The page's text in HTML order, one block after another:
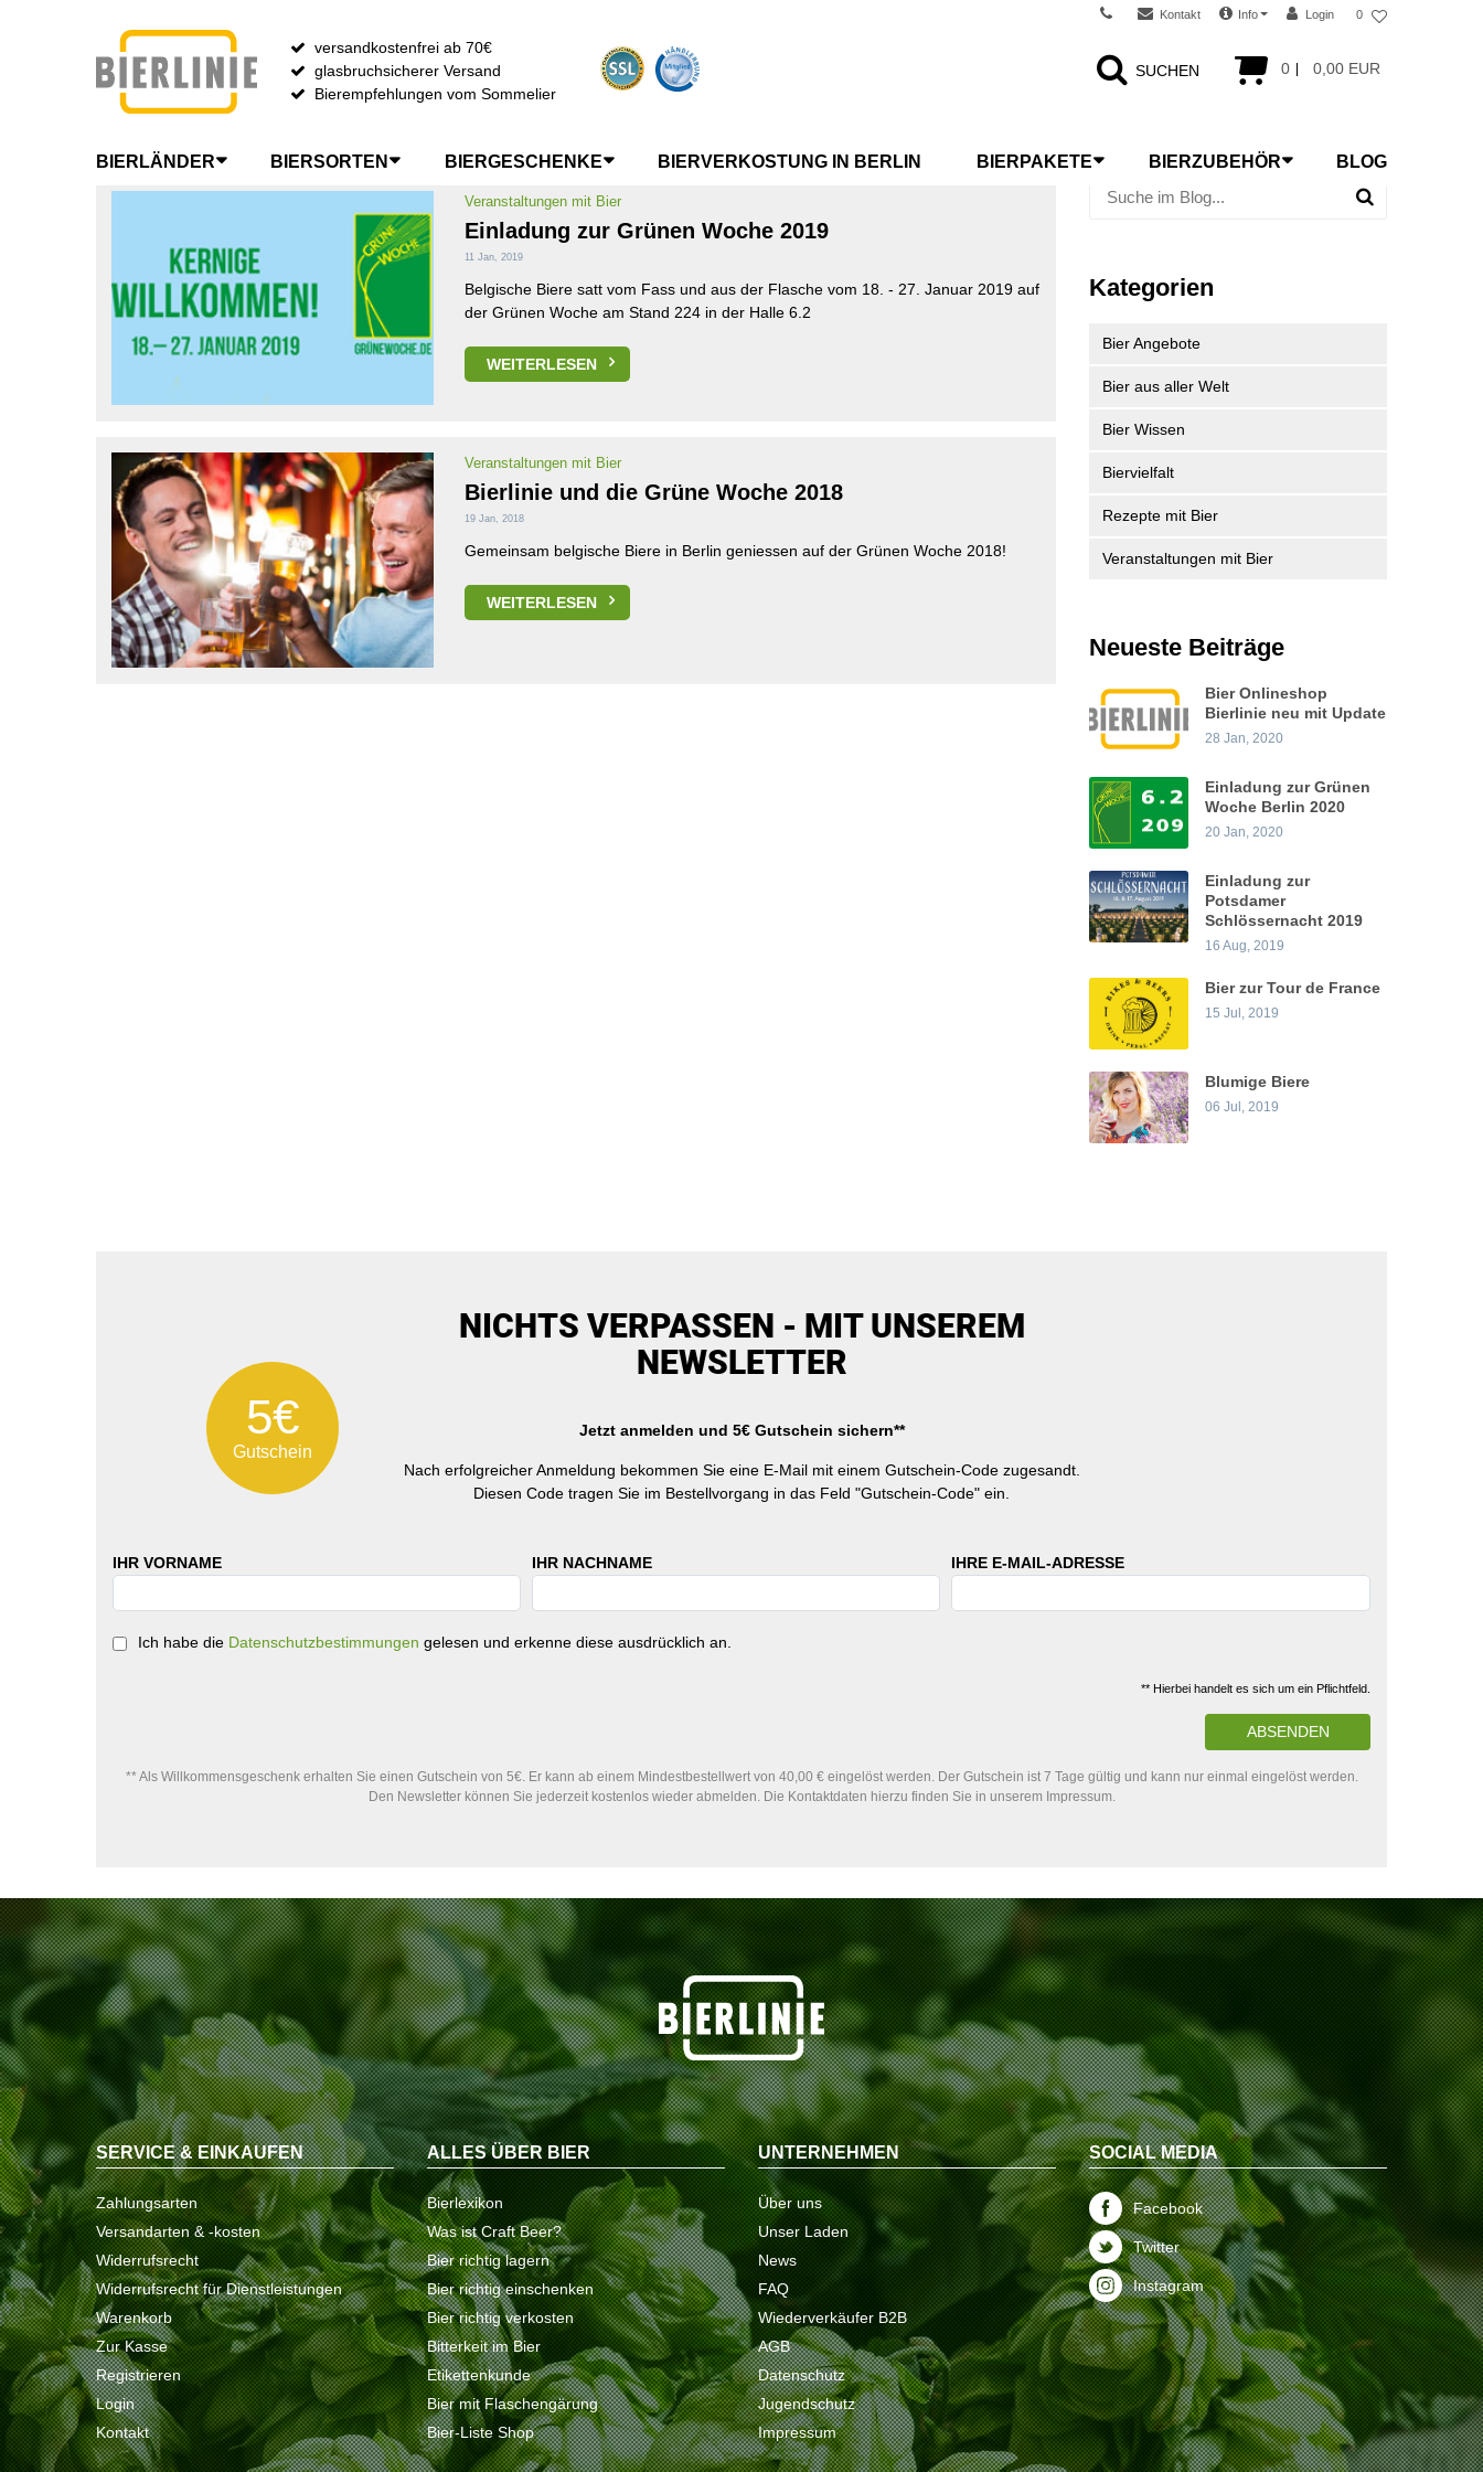
Kontakt Info Login 0
0 0,00 EUR
versandkostenfrei ab 70€
glasbruchsicherer Versand
Bierempfehlungen vom Sommelier
SUCHEN
BIERLÄNDER BIERSORTEN BIERGESCHENKE BIERVERKOSTUNG IN BERLIN BIERPAKETE BIERZUBEHÖR BLOG
SUCHE NACH TAG: TEUFELSBIERE
Veranstaltungen mit Bier
Einladung zur Grünen Woche 2019
11 Jan, 2019
Belgische Biere satt vom Fass und aus der Flasche vom 18. - 27. Januar 2019 auf
der Grünen Woche am Stand 224 in der Halle 6.2
WEITERLESEN
Veranstaltungen mit Bier
Bierlinie und die Grüne Woche 2018
19 Jan, 2018
Gemeinsam belgische Biere in Berlin geniessen auf der Grünen Woche 2018!
WEITERLESEN
Kategorien
Bier Angebote
Bier aus aller Welt
Bier Wissen
Biervielfalt
Rezepte mit Bier
Veranstaltungen mit Bier
Neueste Beiträge
Bier Onlineshop
Bierlinie neu mit Update
28 Jan, 2020
Einladung zur Grünen
Woche Berlin 2020
20 Jan, 2020
Einladung zur
Potsdamer
Schlössernacht 2019
16 Aug, 2019
Bier zur Tour de France
15 Jul, 2019
Blumige Biere
06 Jul, 2019
5€
Gutschein
NICHTS VERPASSEN - MIT UNSEREM
NEWSLETTER
Jetzt anmelden und 5€ Gutschein sichern**
Nach erfolgreicher Anmeldung bekommen Sie eine E-Mail mit einem Gutschein-Code zugesandt.
Diesen Code tragen Sie im Bestellvorgang in das Feld "Gutschein-Code" ein.
IHR VORNAME IHR NACHNAME IHRE E-MAIL-ADRESSE
Ich habe die Datenschutzbestimmungen gelesen und erkenne diese ausdrücklich an.
** Hierbei handelt es sich um ein Pflichtfeld.
ABSENDEN
** Als Willkommensgeschenk erhalten Sie einen Gutschein von 5€. Er kann ab einem Mindestbestellwert von 40,00 € eingelöst werden. Der Gutschein ist 7 Tage gültig und kann nur einmal eingelöst werden.
Den Newsletter können Sie jederzeit kostenlos wieder abmelden. Die Kontaktdaten hierzu finden Sie in unserem Impressum.
SERVICE & EINKAUFEN
Zahlungsarten
Versandarten & -kosten
Widerrufsrecht
Widerrufsrecht für Dienstleistungen
Warenkorb
Zur Kasse
Registrieren
Login
Kontakt
ALLES ÜBER BIER
Bierlexikon
Was ist Craft Beer?
Bier richtig lagern
Bier richtig einschenken
Bier richtig verkosten
Bitterkeit im Bier
Etikettenkunde
Bier mit Flaschengärung
Bier-Liste Shop
UNTERNEHMEN
Über uns
Unser Laden
News
FAQ
Wiederverkäufer B2B
AGB
Datenschutz
Jugendschutz
Impressum
SOCIAL MEDIA
Facebook
Twitter
Instagram